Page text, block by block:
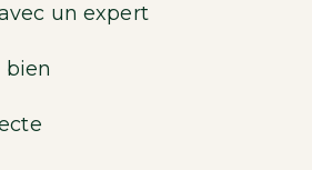
un expert
bien